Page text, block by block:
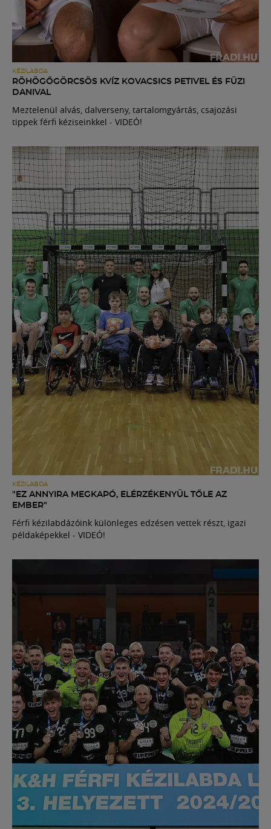
KÉZILABDA
RÖHÖGŐGÖRCSÖS KVÍZ KOVACSICS PETIVEL ÉS FÜZI
DANIVAL
Meztelenül alvás, dalverseny, tartalomgyártás, csajozási
tippek férfi kéziseinkkel - VIDEÓ!
KÉZILABDA
"EZ ANNYIRA MEGKAPÓ, ELÉRZÉKENYÜL TŐLE AZ
EMBER"
Férfi kézilabdázóink különleges edzésen vettek részt, igazi
példaképekkel - VIDEÓ!